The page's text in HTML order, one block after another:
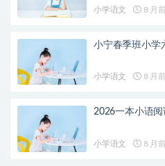
小学语文 8 月前
小宁春季班小学
小学语文 8 月前
2026一本小语
小学语文 8 月前